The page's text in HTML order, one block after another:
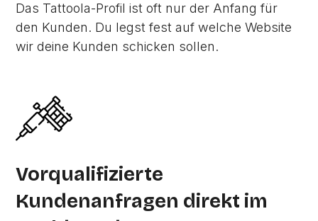
Das Tattoola-Profil ist oft nur der Anfang für
den Kunden. Du legst fest auf welche Website
wir deine Kunden schicken sollen.
Vorqualifizierte
Kundenanfragen direkt im